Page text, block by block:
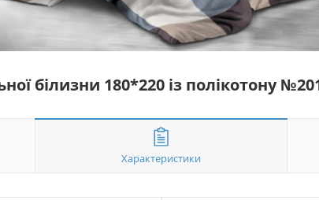
білизни 180*220 із полікотону
Характеристики